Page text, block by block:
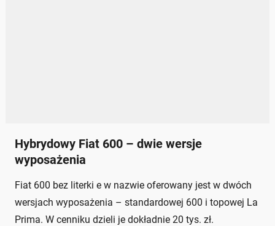
Hybrydowy Fiat 600 – dwie wersje
wyposażenia
Fiat 600 bez literki e w nazwie oferowany jest w dwóch
wersjach wyposażenia – standardowej 600 i topowej La
Prima. W cenniku dzieli je dokładnie 20 tys. zł.